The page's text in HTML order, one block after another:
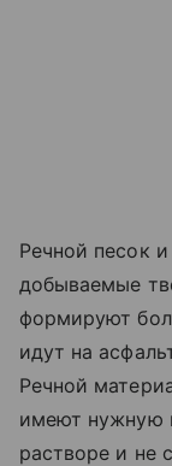
Речной песок
добываемые
формируют
идут на
Речной
имеют нужную
растворе и не